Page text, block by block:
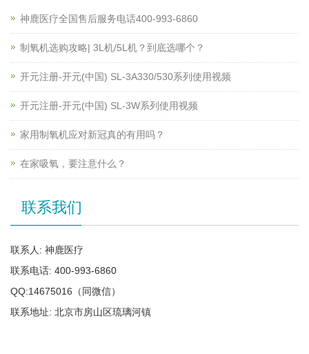
神鹿医疗全国售后服务电话400-993-6860
制氧机选购攻略| 3L机/5L机？到底选哪个？
开元注册-开元(中国) SL-3A330/530系列使用视频
开元注册-开元(中国) SL-3W系列使用视频
家用制氧机应对新冠真的有用吗？
在家吸氧，要注意什么？
联系我们
联系人: 神鹿医疗
联系电话: 400-993-6860
QQ:14675016（同微信）
联系地址: 北京市房山区琉璃河镇